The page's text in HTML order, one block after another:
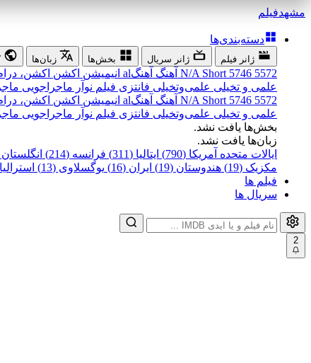
مشهدفیلم
دسته‌بندی‌ها
ژانر فیلم ژانر سریال بخش‌ها زبان‌ها
5572
5746
N/A Short آهنگ آهنگal انیمیشن اکشن اکشن،
علمی و تخیلی علمی‌و‌تخیلی فانتزی فیلم نوآر ماجراجویی
5572
5746
N/A Short آهنگ آهنگal انیمیشن اکشن اکشن،
علمی و تخیلی علمی‌و‌تخیلی فانتزی فیلم نوآر ماجراجویی
بخش‌ها یافت نشد.
زبان‌ها یافت نشد.
ایالات متحده آمریکا (790)
ایتالیا (311) فرانسه (214) انگلستان
مکزیک (19)
هندوستان (19) ایران (16) یوگسلاوی (13) استرالیا
فیلم ها
سریال ها
2